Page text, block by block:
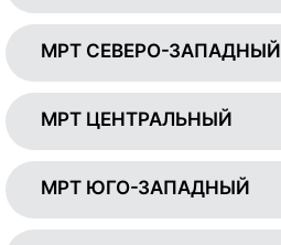
МРТ СЕВЕРО-ЗАПАДНЫЙ
МРТ ЦЕНТРАЛЬНЫЙ
МРТ ЮГО-ЗАПАДНЫЙ